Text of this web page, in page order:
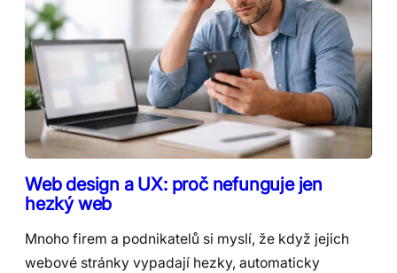
Web design a UX: proč nefunguje jen
hezký web
Mnoho firem a podnikatelů si myslí, že když jejich
webové stránky vypadají hezky, automaticky